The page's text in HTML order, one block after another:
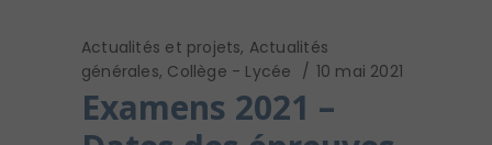
Actualités et projets, Actualités
générales, Collège - Lycée 10 mai 2021
Examens 2021 –